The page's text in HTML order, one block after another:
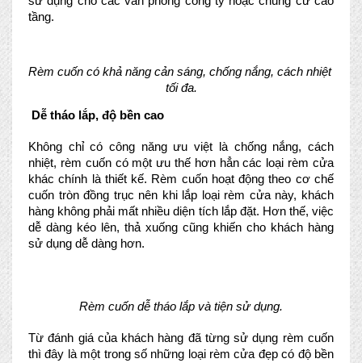
tầng.
Rèm cuốn có khả năng cản sáng, chống nắng, cách nhiệt
tối đa.
Dễ tháo lắp, độ bền cao
Không chỉ có công năng ưu việt là chống nắng, cách
nhiệt, rèm cuốn có một ưu thế hơn hẳn các loại rèm cửa
khác chính là thiết kế. Rèm cuốn hoạt động theo cơ chế
cuốn tròn đồng trục nên khi lắp loại rèm cửa này, khách
hàng không phải mất nhiều diện tích lắp đặt. Hơn thế, việc
dễ dàng kéo lên, thả xuống cũng khiến cho khách hàng
sử dụng dễ dàng hơn.
Rèm cuốn dễ tháo lắp và tiện sử dụng.
Từ đánh giá của khách hàng đã từng sử dụng rèm cuốn
thì đây là một trong số những loại rèm cửa đẹp có độ bền